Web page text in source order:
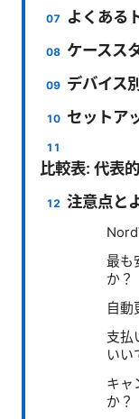
よくある
ケースス
デバイス
セットア
比較表: 代表
注意点と
最も
か？
自動
支払
いい
キャ
か？